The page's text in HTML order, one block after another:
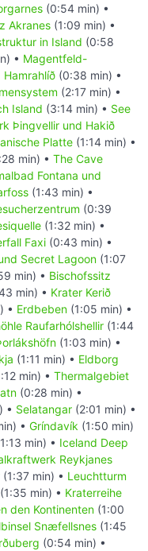
(0:54 min) •
Akranes (1:09 min) •
in Island (0:58
• Magentfeld-
Hamrahlíð (0:38 min) •
(2:17 min) •
Island (3:14 min) • See
Þingvellir und Hakið
Platte (1:14 min) •
min) • The Cave
Fontana und
(1:43 min) •
(0:39
(1:32 min) •
Faxi (0:43 min) •
Secret Lagoon (1:07
min) • Bischofssitz
min) • Krater Kerið
• Erdbeben (1:05 min) •
Raufarhólshellir (1:44
(1:03 min) •
(1:11 min) • Eldborg
min) • Thermalgebiet
(0:28 min) •
• Selatangar (2:01 min) •
• Gríndavík (1:50 min)
min) • Iceland Deep
Reykjanes
(1:37 min) • Leuchtturm
(1:35 min) • Kraterreihe
den Kontinenten (1:00
Snæfellsnes (1:45
(0:54 min) •